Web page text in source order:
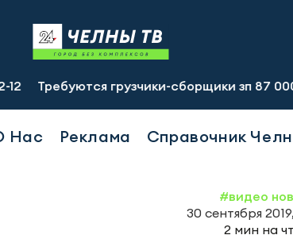
грузчики-сборщики зп 87 000 руб.,
Нас Реклама Справочник
#видео
30 сентября
2 мин на